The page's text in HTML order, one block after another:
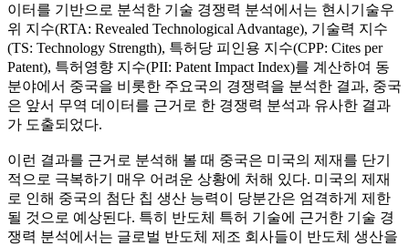
이터를 기반으로 분석한 기술 경쟁력 분석에서는 현시기술우
위 지수(RTA: Revealed Technological Advantage), 기술력 지수
(TS: Technology Strength), 특허당 피인용 지수(CPP: Cites per
Patent), 특허영향 지수(PII: Patent Impact Index)를 계산하여 동
분야에서 중국을 비롯한 주요국의 경쟁력을 분석한 결과, 중국
은 앞서 무역 데이터를 근거로 한 경쟁력 분석과 유사한 결과
가 도출되었다.
이런 결과를 근거로 분석해 볼 때 중국은 미국의 제재를 단기
적으로 극복하기 매우 어려운 상황에 처해 있다. 미국의 제재
로 인해 중국의 첨단 칩 생산 능력이 당분간은 엄격하게 제한
될 것으로 예상된다. 특히 반도체 특허 기술에 근거한 기술 경
쟁력 분석에서는 글로벌 반도체 제조 회사들이 반도체 생산을